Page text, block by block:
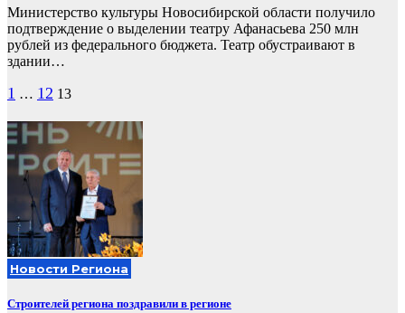
Министерство культуры Новосибирской области получило
подтверждение о выделении театру Афанасьева 250 млн
рублей из федерального бюджета. Театр обустраивают в
здании…
Пагинация
записей
1 … 12 13
Новости Региона
Строителей региона поздравили в регионе